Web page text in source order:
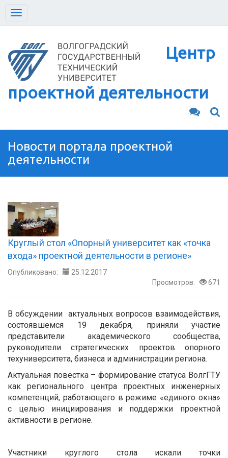
Toggle
Центр
проектной деятельности
Новости портала проектной
деятельности
Круглый стол «Опорный университет как «точка
входа» проектной деятельности в регионе»
Опубликовано:
25.12.2017
Просмотров:
671
В обсуждении актуальных вопросов взаимодействия,
состоявшемся 19 декабря, приняли участие
представители академического сообщества,
руководители стратегических проектов опорного
техуниверситета, бизнеса и администрации региона.
Актуальная повестка – формирование статуса ВолгГТУ
как регионального центра проектных инженерных
компетенций, работающего в режиме «единого окна»
с целью инициирования и поддержки проектной
активности в регионе.
Участники круглого стола искали точки